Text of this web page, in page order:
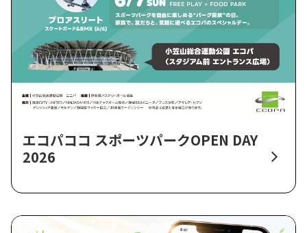
エコパココ スポーツパークOPEN DAY
2026